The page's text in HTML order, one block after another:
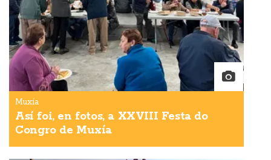
Muxía
Así foi, en fotos, a XXVIII Festa do
Congro de Muxía